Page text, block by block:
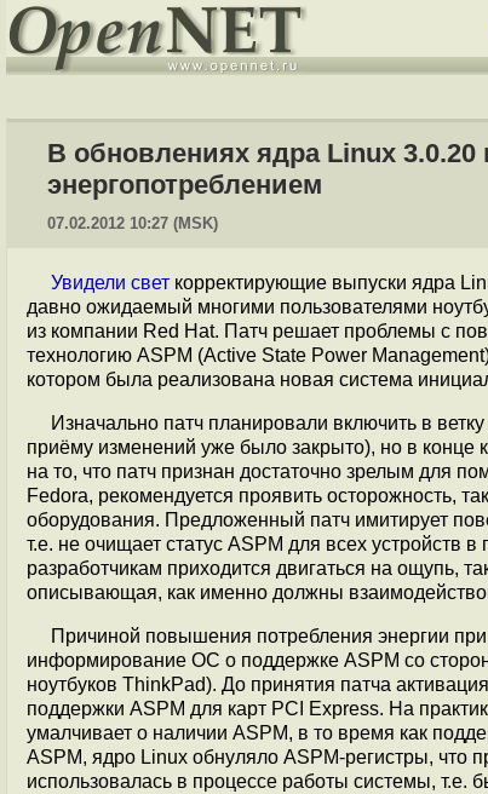
В обновлениях ядра Linux
энергопотреблением
07.02.2012 10:27 (MSK)
Увидели свет корректирующие выпуски ядра
давно ожидаемый многими пользователями
из компании Red Hat. Патч решает проблемы с
технологию ASPM (Active State Power
котором была реализована новая система
Изначально патч планировали включить в
приёму изменений уже было закрыто), но в конце
на то, что патч признан достаточно зрелым для
Fedora, рекомендуется проявить осторожность,
оборудования. Предложенный патч имитирует
т.е. не очищает статус ASPM для всех устройств
разработчикам приходится двигаться на ощупь,
описывающая, как именно должны
Причиной повышения потребления энергии
информирование ОС о поддержке ASPM со
ноутбуков ThinkPad). До принятия патча
поддержки ASPM для карт PCI Express. На
умалчивает о наличии ASPM, в то время как
ASPM, ядро Linux обнуляло ASPM-регистры, что
использовалась в процессе работы системы, т.е.